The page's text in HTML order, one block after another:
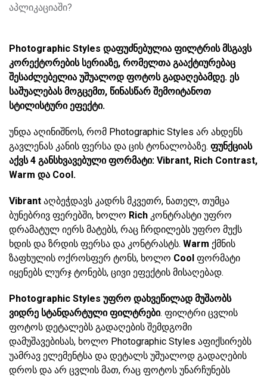
აპლიკაციაში?
Photographic Styles დაფუძნებულია ფილტრის მსგავს
კორექტორების სერიაზე, რომელთა გააქტიურებაც
შესაძლებელია უშუალოდ ფოტოს გადაღებამდე. ეს
საშუალებას მოგცემთ, წინასწარ შემოიტანოთ
სტილისტური ეფექტი.
უნდა აღინიშნოს, რომ Photographic Styles არ ახდენს
გავლენას კანის ფერსა და ცის ტონალობაზე. ფუნქციას
აქვს 4 განსხვავებული ფორმატი: Vibrant, Rich Contrast,
Warm და Cool.
Vibrant აღბეჭდავს კადრს მკვეთრ, ნათელ, თუმცა
ბუნებრივ ფერებში, ხოლო Rich კონტრასტი უფრო
დრამატულ იერს მატებს, რაც ჩრდილებს უფრო მუქს
ხდის და ზრდის ფერსა და კონტრასტს. Warm ქმნის
ზაფხულის ოქროსფერ ტონს, ხოლო Cool ფორმატი
იყენებს ლურჯ ტონებს, ცივი ეფექტის მისაღებად.
Photographic Styles უფრო დახვეწილად მუშაობს
ვიდრე სტანდარტული ფილტრები. ფილტრი ცვლის
ფოტოს დეტალებს გადაღების შემდგომი
დამუშავებისას, ხოლო Photographic Styles აფიქსირებს
უამრავ ელემენტსა და დეტალს უშუალოდ გადაღების
დროს და არ ცვლის მათ, რაც ფოტოს უნარჩუნებს